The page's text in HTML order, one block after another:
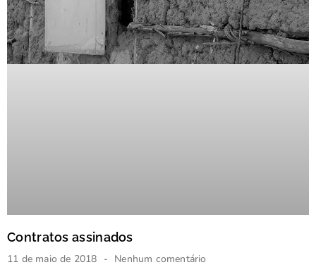
Contratos assinados
11 de maio de 2018 Nenhum comentário